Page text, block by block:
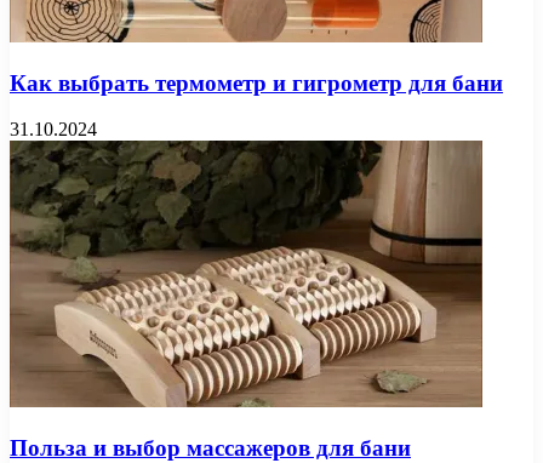
Как выбрать термометр и гигрометр для бани
31.10.2024
Польза и выбор массажеров для бани